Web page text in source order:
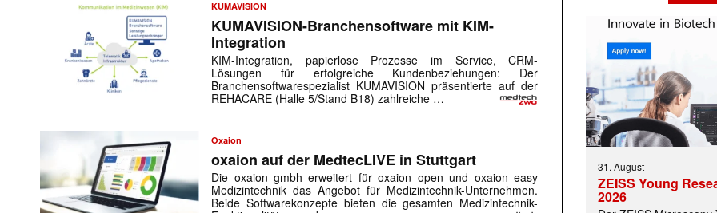
KUMAVISION
KUMAVISION-Branchensoftware mit KIM-
Integration
KIM-Integration, papierlose Prozesse im Service, CRM-
Lösungen für erfolgreiche Kundenbeziehungen: Der
Branchensoftwarespezialist KUMAVISION präsentierte auf der
REHACARE (Halle 5/Stand B18) zahlreiche …
Oxaion
oxaion auf der MedtecLIVE in Stuttgart
Die oxaion gmbh erweitert für oxaion open und oxaion easy
Medizintechnik das Angebot für Medizintechnik-Unternehmen.
Beide Softwarekonzepte bieten die gesamten Medizintechnik-
31. August
ZEISS Young
2026